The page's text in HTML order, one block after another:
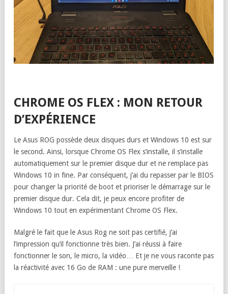
CHROME OS FLEX : MON RETOUR
D’EXPÉRIENCE
Le Asus ROG possède deux disques durs et Windows 10 est sur
le second. Ainsi, lorsque Chrome OS Flex s’installe, il s’installe
automatiquement sur le premier disque dur et ne remplace pas
Windows 10 in fine. Par conséquent, j’ai du repasser par le BIOS
pour changer la priorité de boot et prioriser le démarrage sur le
premier disque dur. Cela dit, je peux encore profiter de
Windows 10 tout en expérimentant Chrome OS Flex.
Malgré le fait que le Asus Rog ne soit pas certifié, j’ai
l’impression qu’il fonctionne très bien. J’ai réussi à faire
fonctionner le son, le micro, la vidéo… Et je ne vous raconte pas
la réactivité avec 16 Go de RAM : une pure merveille !